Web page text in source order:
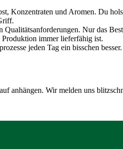
Konzentraten und Aromen. Du
Nur das
Produktion immer lieferfähig ist.
jeden Tag ein bisschen besser.
anhängen. Wir melden uns